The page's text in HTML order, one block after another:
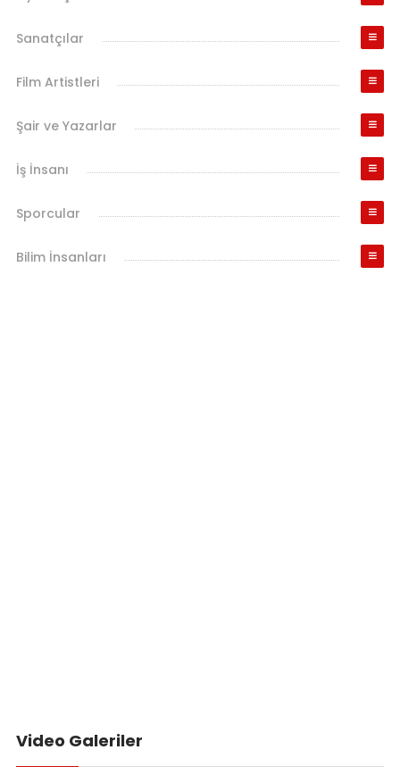
Sanatçılar
Film Artistleri
Şair ve Yazarlar
İş İnsanı
Sporcular
Bilim İnsanları
Video Galeriler